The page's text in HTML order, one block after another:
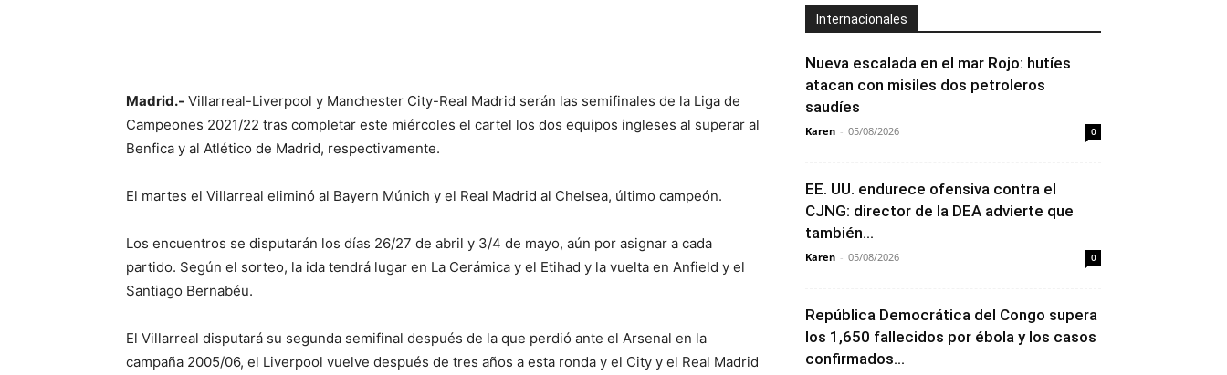
Madrid.- Villarreal-Liverpool y Manchester City-Real Madrid serán las semifinales de la Liga de
Campeones 2021/22 tras completar este miércoles el cartel los dos equipos ingleses al superar al
Benfica y al Atlético de Madrid, respectivamente.
El martes el Villarreal eliminó al Bayern Múnich y el Real Madrid al Chelsea, último campeón.
Los encuentros se disputarán los días 26/27 de abril y 3/4 de mayo, aún por asignar a cada
partido. Según el sorteo, la ida tendrá lugar en La Cerámica y el Etihad y la vuelta en Anfield y el
Santiago Bernabéu.
El Villarreal disputará su segunda semifinal después de la que perdió ante el Arsenal en la
campaña 2005/06, el Liverpool vuelve después de tres años a esta ronda y el City y el Real Madrid
Internacionales
Nueva escalada en el mar Rojo: hutíes
atacan con misiles dos petroleros
saudíes
Karen - 05/08/2026 0
EE. UU. endurece ofensiva contra el
CJNG: director de la DEA advierte que
también...
Karen - 05/08/2026 0
República Democrática del Congo supera
los 1,650 fallecidos por ébola y los casos
confirmados...